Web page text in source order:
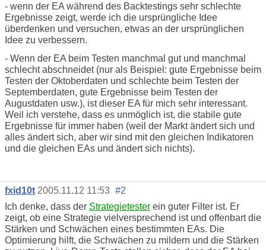
- wenn der EA während des Backtestings sehr schlechte
Ergebnisse zeigt, werde ich die ursprüngliche Idee
überdenken und versuchen, etwas an der ursprünglichen
Idee zu verbessern.
- Wenn der EA beim Testen manchmal gut und manchmal
schlecht abschneidet (nur als Beispiel: gute Ergebnisse beim
Testen der Oktoberdaten und schlechte beim Testen der
Septemberdaten, gute Ergebnisse beim Testen der
Augustdaten usw.), ist dieser EA für mich sehr interessant.
Weil ich verstehe, dass es unmöglich ist, die stabile gute
Ergebnisse für immer haben (weil der Markt ändert sich und
alles ändert sich, aber wir sind mit den gleichen Indikatoren
und die gleichen EAs und ändert sich nichts).
fxid10t 2005.11.12 11:53 #2
Ich denke, dass der Strategietester ein guter Filter ist. Er
zeigt, ob eine Strategie vielversprechend ist und offenbart die
Stärken und Schwächen eines bestimmten EAs. Die
Optimierung hilft, die Schwächen zu mildern und die Stärken